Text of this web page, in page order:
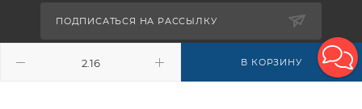
В КОРЗИНУ
ПОДПИСАТЬСЯ НА РАССЫЛКУ
8-926-503-61-65